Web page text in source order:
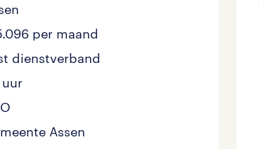
per maand
dienstverband
Assen